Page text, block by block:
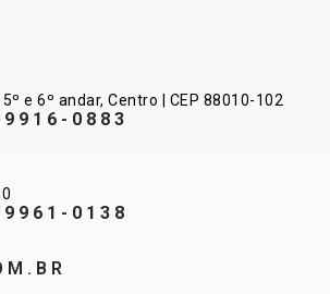
e 6º andar, Centro | CEP 88010-102
0883
0138